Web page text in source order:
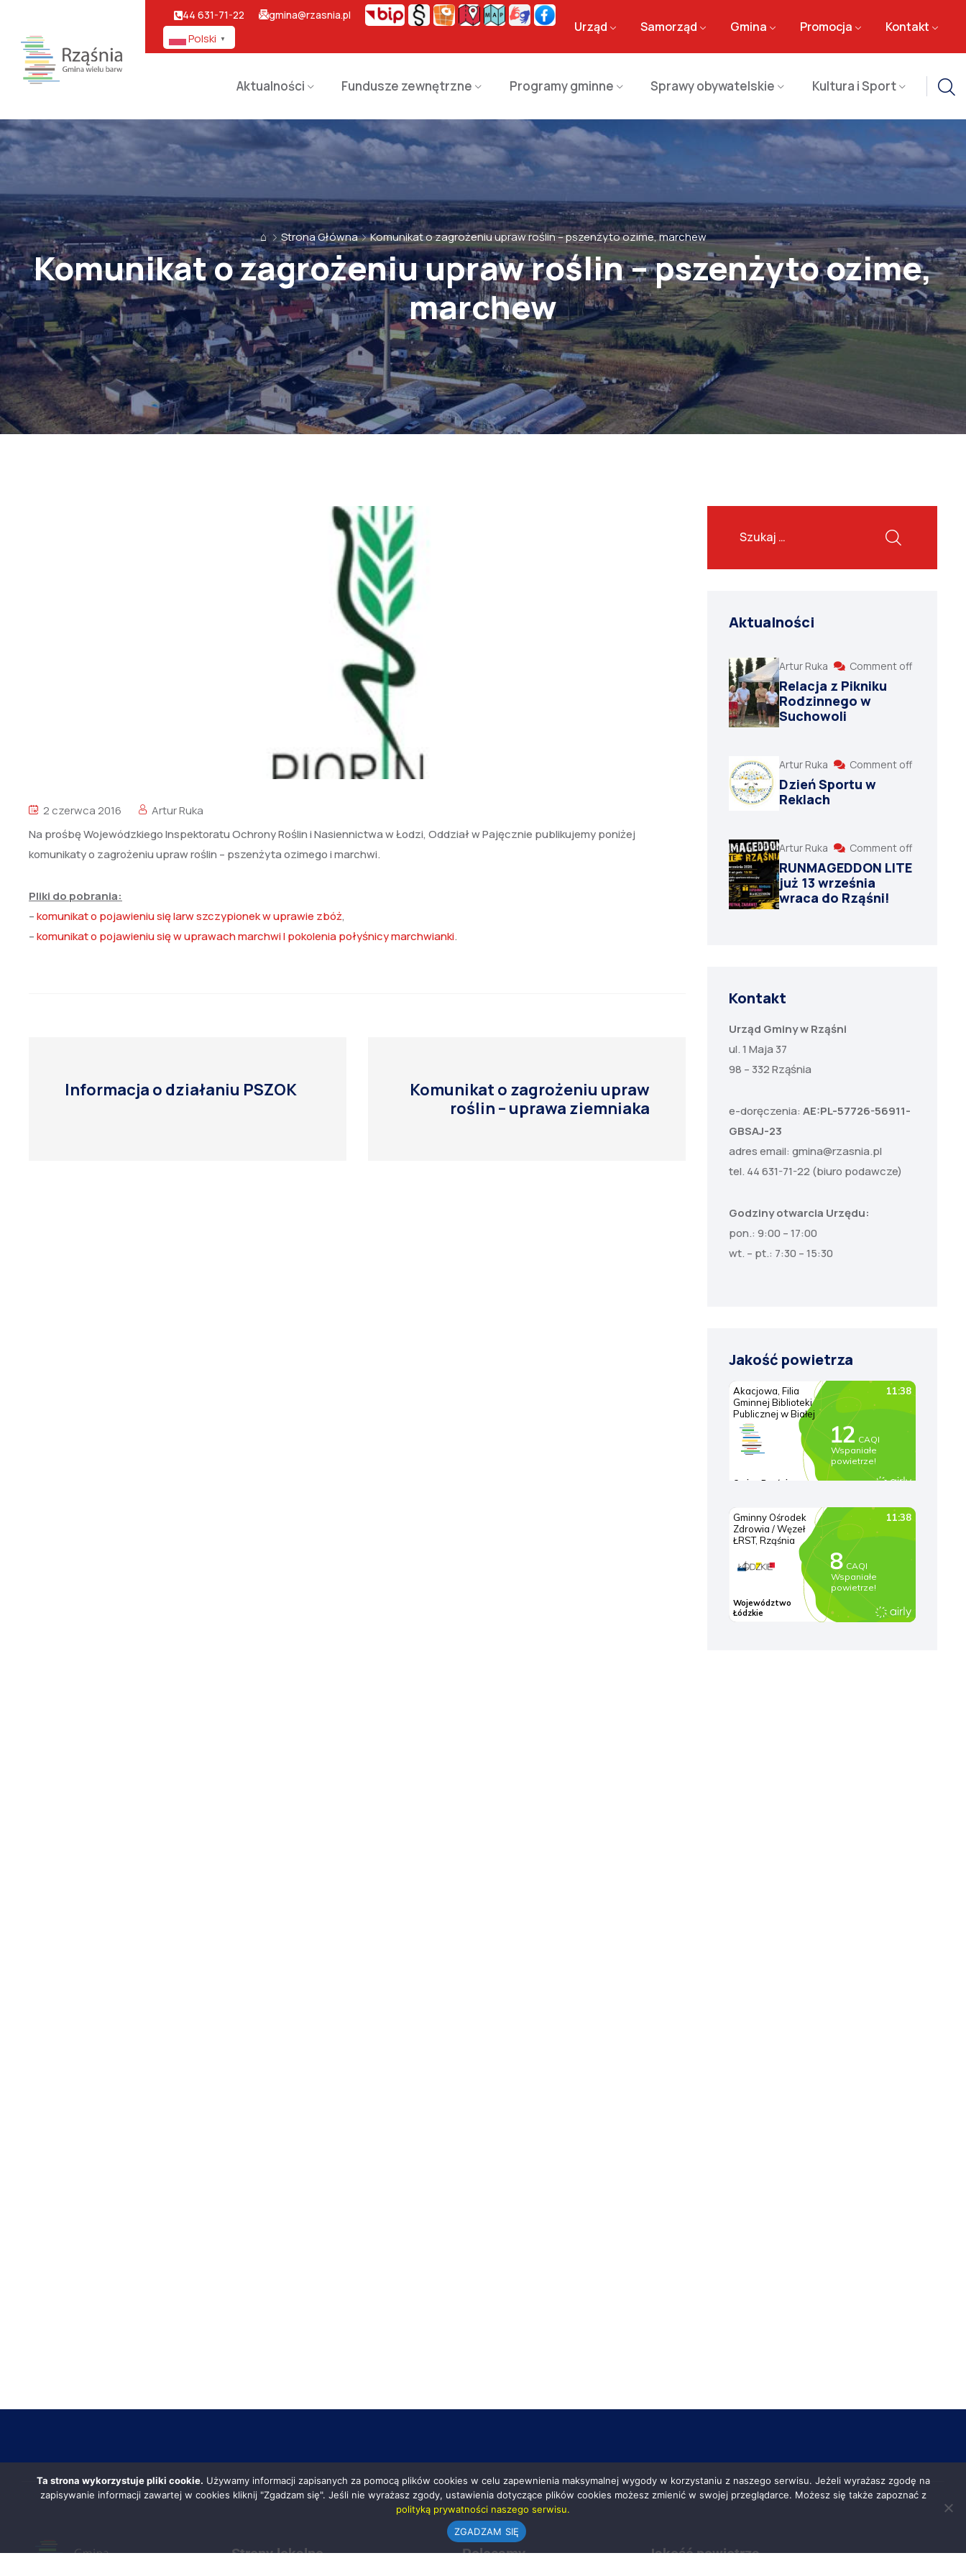
44 631-71-22 gmina@rzasnia.pl
Polski ▼
Urząd Samorząd Gmina Promocja Kontakt
Aktualności Fundusze zewnętrzne Programy gminne Sprawy obywatelskie Kultura i Sport
⌂ Strona Główna Komunikat o zagrożeniu upraw roślin – pszenżyto ozime, marchew
Komunikat o zagrożeniu upraw roślin – pszenżyto ozime,
marchew
2 czerwca 2016
Artur Ruka
Na prośbę Wojewódzkiego Inspektoratu Ochrony Roślin i Nasiennictwa w Łodzi, Oddział w Pajęcznie publikujemy poniżej
komunikaty o zagrożeniu upraw roślin – pszenżyta ozimego i marchwi.
Pliki do pobrania:
–komunikat o pojawieniu się larw szczypionek w uprawie zbóż,
–komunikat o pojawieniu się w uprawach marchwi I pokolenia połyśnicy marchwianki.
Informacja o działaniu PSZOK
Komunikat o zagrożeniu upraw
roślin – uprawa ziemniaka
Aktualności
Artur Ruka Comment off
Relacja z Pikniku
Rodzinnego w
Suchowoli
Artur Ruka Comment off
Dzień Sportu w
Reklach
Artur Ruka Comment off
RUNMAGEDDON LITE
już 13 września
wraca do Rząśni!
Kontakt
Urząd Gminy w Rząśni
ul. 1 Maja 37
98 – 332 Rząśnia
e-doręczenia: AE:PL-57726-56911-
GBSAJ-23
adres email: gmina@rzasnia.pl
tel. 44 631-71-22 (biuro podawcze)
Godziny otwarcia Urzędu:
pon.: 9:00 – 17:00
wt. – pt.: 7:30 – 15:30
Jakość powietrza
Strony lokalne Polecamy Jakość powietrza
Ta strona wykorzystuje pliki cookie. Używamy informacji zapisanych za pomocą plików cookies w celu zapewnienia maksymalnej wygody w korzystaniu z naszego serwisu. Jeżeli wyrażasz zgodę na
zapisywanie informacji zawartej w cookies kliknij "Zgadzam się". Jeśli nie wyrażasz zgody, ustawienia dotyczące plików cookies możesz zmienić w swojej przeglądarce. Możesz się także zapoznać z
polityką prywatności naszego serwisu.
ZGADZAM SIĘ